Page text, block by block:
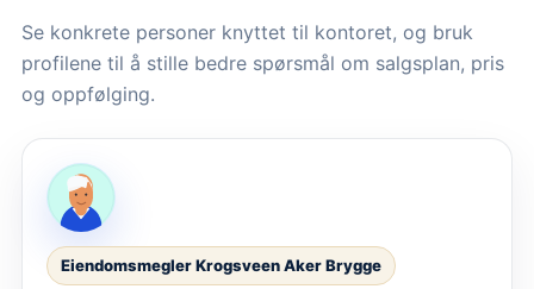
Se konkrete personer knyttet til kontoret, og bruk
profilene til å stille bedre spørsmål om salgsplan, pris
og oppfølging.
Eiendomsmegler Krogsveen Aker Brygge